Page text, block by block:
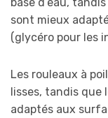
sont mieux
(glycéro pour les
Les rouleaux à
lisses, tandis que
adaptés aux